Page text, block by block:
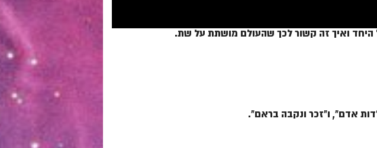
היחד ואיך זה קשור לכך שהעולם מושתת על שת.
אדם", ו"זכר ונקבה בראם".